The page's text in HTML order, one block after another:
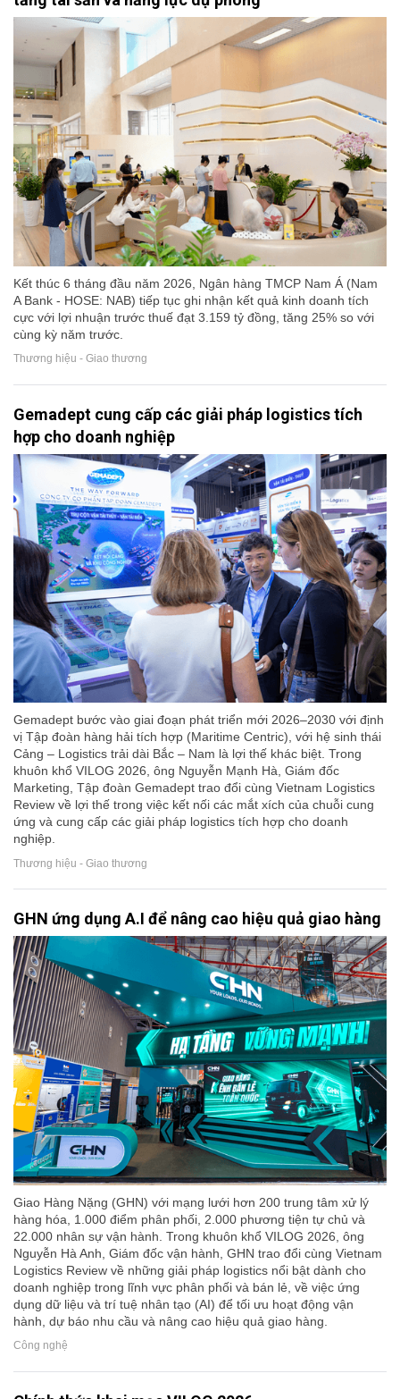
Kết thúc 6 tháng đầu năm 2026, Ngân hàng TMCP Nam Á (Nam
A Bank - HOSE: NAB) tiếp tục ghi nhận kết quả kinh doanh tích
cực với lợi nhuận trước thuế đạt 3.159 tỷ đồng, tăng 25% so với
cùng kỳ năm trước.
Thương hiệu - Giao thương
Gemadept cung cấp các giải pháp logistics tích
hợp cho doanh nghiệp
Gemadept bước vào giai đoạn phát triển mới 2026–2030 với định
vị Tập đoàn hàng hải tích hợp (Maritime Centric), với hệ sinh thái
Cảng – Logistics trải dài Bắc – Nam là lợi thế khác biệt. Trong
khuôn khổ VILOG 2026, ông Nguyễn Mạnh Hà, Giám đốc
Marketing, Tập đoàn Gemadept trao đổi cùng Vietnam Logistics
Review về lợi thế trong việc kết nối các mắt xích của chuỗi cung
ứng và cung cấp các giải pháp logistics tích hợp cho doanh
nghiệp.
Thương hiệu - Giao thương
GHN ứng dụng A.I để nâng cao hiệu quả giao hàng
Giao Hàng Nặng (GHN) với mạng lưới hơn 200 trung tâm xử lý
hàng hóa, 1.000 điểm phân phối, 2.000 phương tiện tự chủ và
22.000 nhân sự vận hành. Trong khuôn khổ VILOG 2026, ông
Nguyễn Hà Anh, Giám đốc vận hành, GHN trao đổi cùng Vietnam
Logistics Review về những giải pháp logistics nổi bật dành cho
doanh nghiệp trong lĩnh vực phân phối và bán lẻ, về việc ứng
dụng dữ liệu và trí tuệ nhân tạo (AI) để tối ưu hoạt động vận
hành, dự báo nhu cầu và nâng cao hiệu quả giao hàng.
Công nghệ